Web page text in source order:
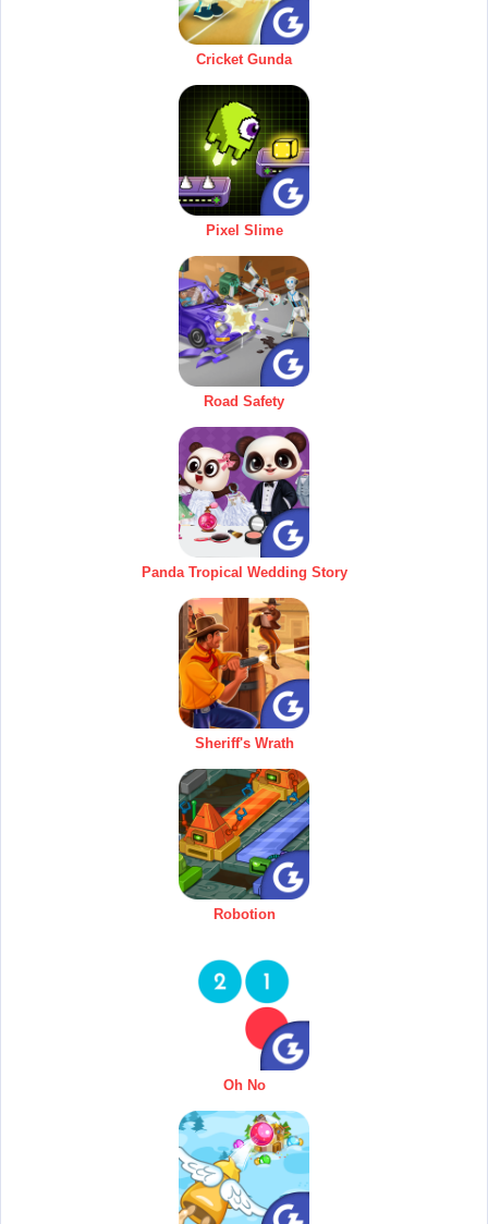
Cricket Gunda
Pixel Slime
Road Safety
Panda Tropical Wedding Story
Sheriff's Wrath
Robotion
Oh No